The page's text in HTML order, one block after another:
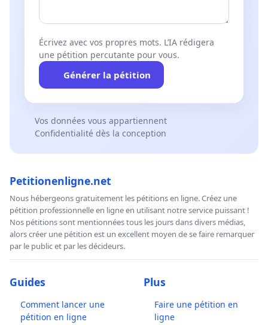
Écrivez avec vos propres mots. L’IA rédigera
une pétition percutante pour vous.
Générer la pétition
Vos données vous appartiennent
Confidentialité dès la conception
Petitionenligne.net
Nous hébergeons gratuitement les pétitions en ligne. Créez une
pétition professionnelle en ligne en utilisant notre service puissant !
Nos pétitions sont mentionnées tous les jours dans divers médias,
alors créer une pétition est un excellent moyen de se faire remarquer
par le public et par les décideurs.
Guides
Comment lancer une
pétition en ligne
Plus
Faire une pétition en
ligne